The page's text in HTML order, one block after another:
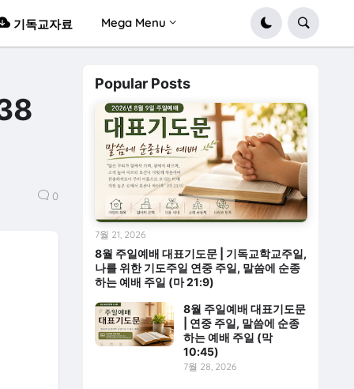
기독교자료 Mega Menu
0
Popular Posts
8월 주일예배 대표기도문 | 기독교학교주일,
나를 위한 기도주일 연중 주일, 말씀에 순종
하는 예배 주일 (마 21:9)
7월 21, 2026
8월 주일예배 대표기도문
| 연중 주일, 말씀에 순종
하는 예배 주일 (막
10:45)
7월 28, 2026